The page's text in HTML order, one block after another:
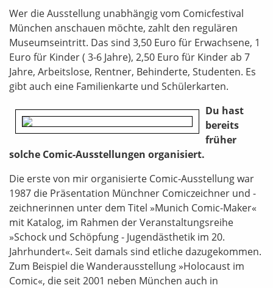
Wer die Ausstellung unabhängig vom Comicfestival
München anschauen möchte, zahlt den regulären
Museumseintritt. Das sind 3,50 Euro für Erwachsene, 1
Euro für Kinder ( 3-6 Jahre), 2,50 Euro für Kinder ab 7
Jahre, Arbeitslose, Rentner, Behinderte, Studenten. Es
gibt auch eine Familienkarte und Schülerkarten.
Du hast
bereits
früher
solche Comic-Ausstellungen organisiert.
Die erste von mir organisierte Comic-Ausstellung war
1987 die Präsentation Münchner Comiczeichner und -
zeichnerinnen unter dem Titel »Munich Comic-Maker«
mit Katalog, im Rahmen der Veranstaltungsreihe
»Schock und Schöpfung - Jugendästhetik im 20.
Jahrhundert«. Seit damals sind etliche dazugekommen.
Zum Beispiel die Wanderausstellung »Holocaust im
Comic«, die seit 2001 neben München auch in